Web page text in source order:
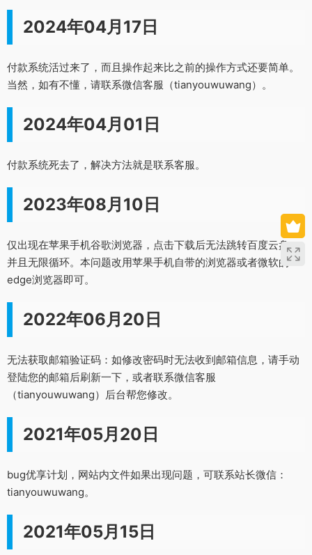
2024年04月17日
付款系统活过来了，而且操作起来比之前的操作方式还要简单。
当然，如有不懂，请联系微信客服（tianyouwuwang）。
2024年04月01日
付款系统死去了，解决方法就是联系客服。
2023年08月10日
仅出现在苹果手机谷歌浏览器，点击下载后无法跳转百度云盘，
并且无限循环。本问题改用苹果手机自带的浏览器或者微软的
edge浏览器即可。
2022年06月20日
无法获取邮箱验证码：如修改密码时无法收到邮箱信息，请手动
登陆您的邮箱后刷新一下，或者联系微信客服
（tianyouwuwang）后台帮您修改。
2021年05月20日
bug优享计划，网站内文件如果出现问题，可联系站长微信：
tianyouwuwang。
2021年05月15日